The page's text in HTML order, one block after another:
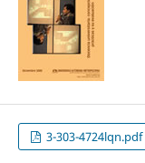
3-303-4724lqn.pdf